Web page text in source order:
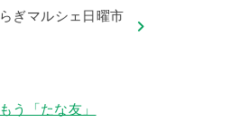
ぎマルシェ日曜市
う「たな友」